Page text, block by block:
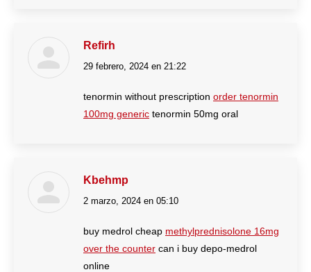
Refirh
dice:
29 febrero, 2024 en 21:22
tenormin without prescription order tenormin
100mg generic tenormin 50mg oral
Kbehmp
dice:
2 marzo, 2024 en 05:10
buy medrol cheap methylprednisolone 16mg
over the counter can i buy depo-medrol
online